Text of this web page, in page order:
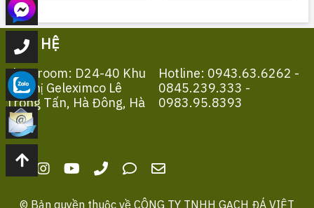
LIÊN HỆ
Showroom: D24-40 Khu
Đô Thị Geleximco Lê
Trọng Tấn, Hà Đông, Hà
Nội
Hotline: 0943.63.6262 -
0845.239.333 -
0983.95.8393
© Bản quyền thuộc về CÔNG TY TNHH GẠCH ĐÁ VIỆT